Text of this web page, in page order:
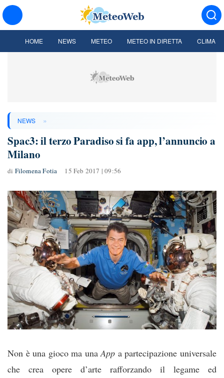
HOME NEWS METEO METEO IN DIRETTA CLIMA
NEWS »
Spac3: il terzo Paradiso si fa app, l’annuncio a
Milano
di Filomena Fotia 15 Feb 2017 | 09:56
Non è una gioco ma unaApp a partecipazione universale
che crea opere d’arte rafforzando il legame ed